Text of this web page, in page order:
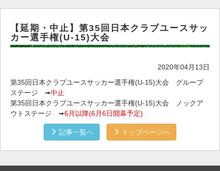
【延期・中止】第35回日本クラブユースサッ
カー選手権(U-15)大会
2020年04月13日
第35回日本クラブユースサッカー選手権(U-15)大会 グループ
ステージ ➟中止
第35回日本クラブユースサッカー選手権(U-15)大会 ノックア
ウトステージ ➟6月以降(6月6日開幕予定)
記事一覧へ トップページへ